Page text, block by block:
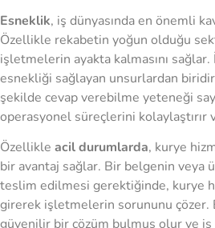
Esneklik, iş dünyasında en önemli
Özellikle rekabetin yoğun olduğu
işletmelerin ayakta kalmasını
esnekliği sağlayan unsurlardan
şekilde cevap verebilme yeteneği
operasyonel süreçlerini kolaylaştırır
Özellikle acil durumlarda, kurye
bir avantaj sağlar. Bir belgenin veya
teslim edilmesi gerektiğinde, kurye
girerek işletmelerin sorununu
güvenilir bir çözüm bulmuş olur ve iş